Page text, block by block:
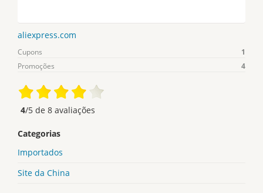
aliexpress.com
Cupons
1
Promoções
4
4/5 de 8 avaliações
Categorias
Importados
Site da China